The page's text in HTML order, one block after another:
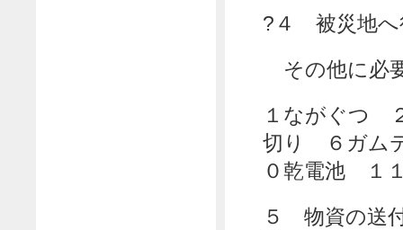
?４ 被災地へ
その他に必
１ながぐつ
切り ６ガム
０乾電池 １
５ 物資の送